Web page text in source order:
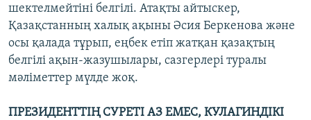
шектелмейтіні белгілі. Атақты айтыскер,
Қазақстанның халық ақыны Әсия Беркенова және
осы қалада тұрып, еңбек етіп жатқан қазақтың
белгілі ақын-жазушылары, сазгерлері туралы
мәліметтер мүлде жоқ.
ПРЕЗИДЕНТТІҢ СУРЕТІ АЗ ЕМЕС, КУЛАГИНДІКІ